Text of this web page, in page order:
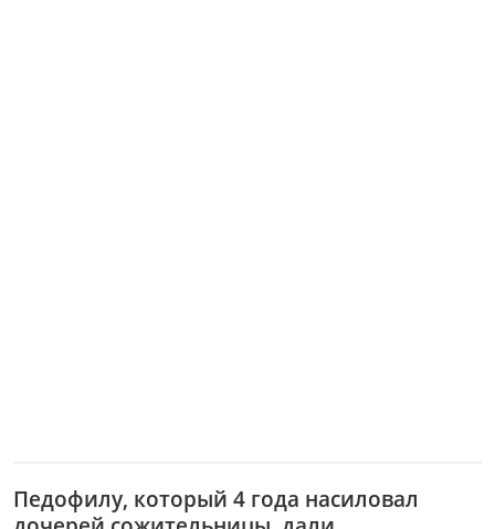
Педофилу, который 4 года насиловал